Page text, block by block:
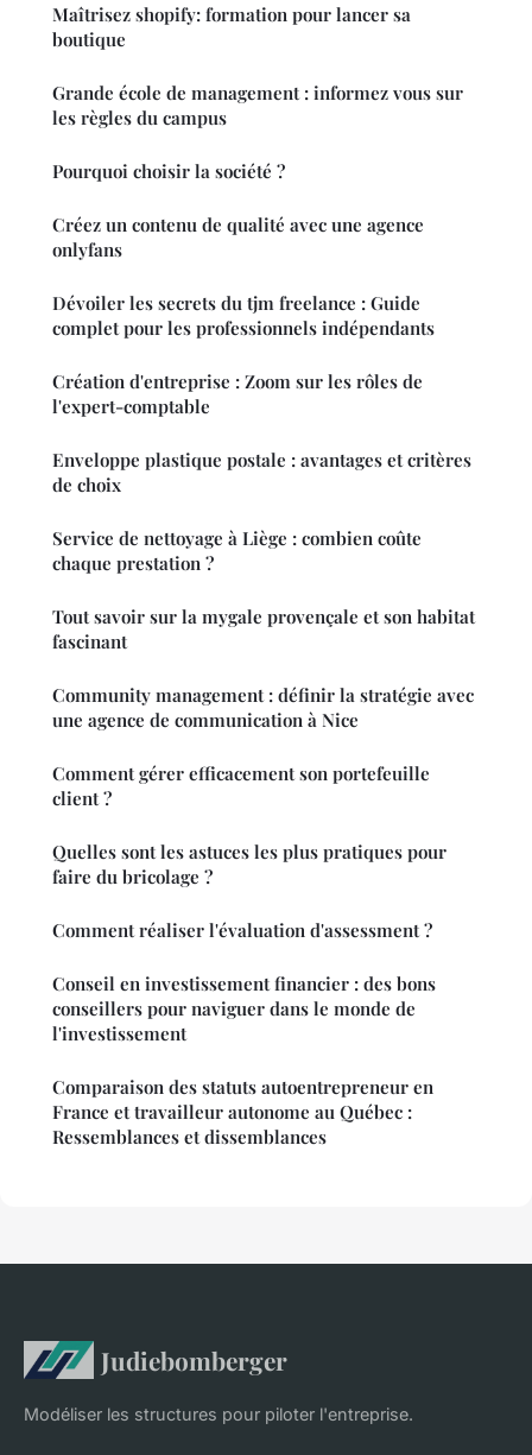
Maîtrisez shopify: formation pour lancer sa
boutique
Grande école de management : informez vous sur
les règles du campus
Pourquoi choisir la société ?
Créez un contenu de qualité avec une agence
onlyfans
Dévoiler les secrets du tjm freelance : Guide
complet pour les professionnels indépendants
Création d'entreprise : Zoom sur les rôles de
l'expert-comptable
Enveloppe plastique postale : avantages et critères
de choix
Service de nettoyage à Liège : combien coûte
chaque prestation ?
Tout savoir sur la mygale provençale et son habitat
fascinant
Community management : définir la stratégie avec
une agence de communication à Nice
Comment gérer efficacement son portefeuille
client ?
Quelles sont les astuces les plus pratiques pour
faire du bricolage ?
Comment réaliser l'évaluation d'assessment ?
Conseil en investissement financier : des bons
conseillers pour naviguer dans le monde de
l'investissement
Comparaison des statuts autoentrepreneur en
France et travailleur autonome au Québec :
Ressemblances et dissemblances
Judiebomberger
Modéliser les structures pour piloter l'entreprise.